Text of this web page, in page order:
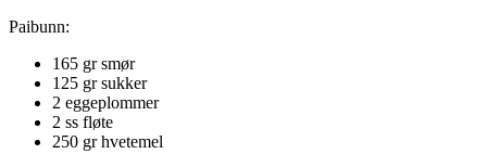
Paibunn:
165 gr smør
125 gr sukker
2 eggeplommer
2 ss fløte
250 gr hvetemel